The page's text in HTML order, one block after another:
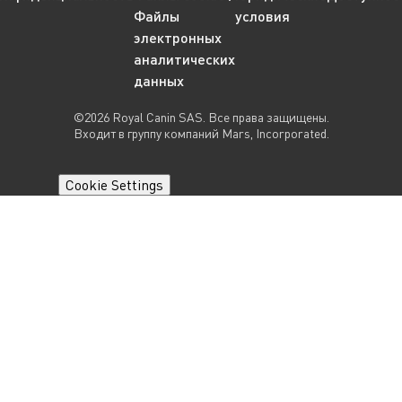
Файлы
электронных
аналитических
данных
условия
©2026 Royal Canin SAS. Все права защищены.
Входит в группу компаний Mars, Incorporated.
Cookie Settings